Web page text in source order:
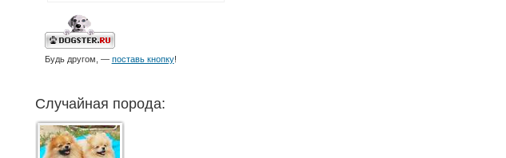
Будь другом, — поставь кнопку!
Случайная порода: